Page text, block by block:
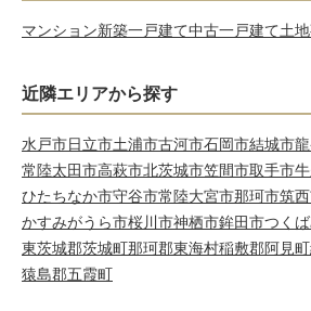
マンション新築一戸建て中古一戸建て土地
近隣エリアから探す
水戸市日立市土浦市古河市石岡市結城市
常陸太田市高萩市北茨城市笠間市取手市
ひたちなか市守谷市常陸大宮市那珂市筑
かすみがうら市桜川市神栖市鉾田市つく
東茨城郡茨城町那珂郡東海村稲敷郡阿見町
猿島郡五霞町